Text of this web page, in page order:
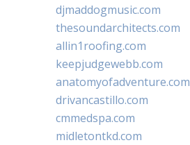
djmaddogmusic.com
thesoundarchitects.com
allin1roofing.com
keepjudgewebb.com
anatomyofadventure.com
drivancastillo.com
cmmedspa.com
midletontkd.com